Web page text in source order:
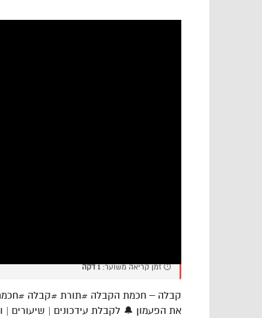
⏱️ זמן קריאה משוער:1 דקה
קבלה – חכמת הקבלה #תורת #קבלה
את הפעמון 🔔 לקבלת עידכונים | שיעורים |